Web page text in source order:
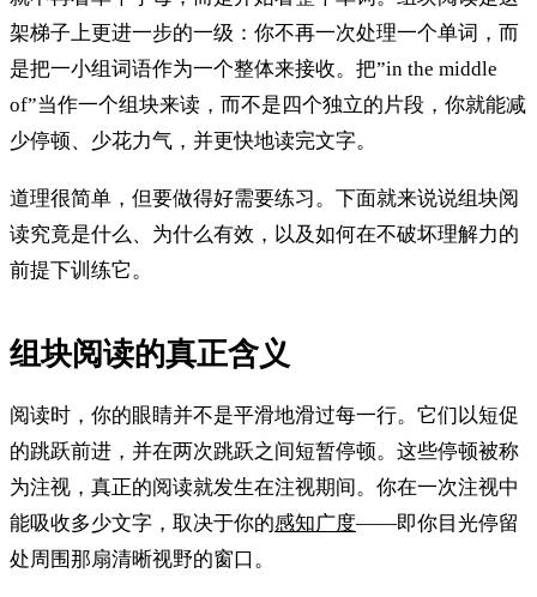
架梯子上更进一步的一级：你不再一次处理一个单词，而
是把一小组词语作为一个整体来接收。把”in the middle
of”当作一个组块来读，而不是四个独立的片段，你就能减
少停顿、少花力气，并更快地读完文字。
道理很简单，但要做得好需要练习。下面就来说说组块阅
读究竟是什么、为什么有效，以及如何在不破坏理解力的
前提下训练它。
组块阅读的真正含义
阅读时，你的眼睛并不是平滑地滑过每一行。它们以短促
的跳跃前进，并在两次跳跃之间短暂停顿。这些停顿被称
为注视，真正的阅读就发生在注视期间。你在一次注视中
能吸收多少文字，取决于你的感知广度——即你目光停留
处周围那扇清晰视野的窗口。